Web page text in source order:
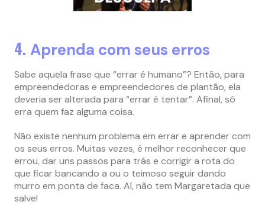
4. Aprenda com seus erros
Sabe aquela frase que “errar é humano”? Então, para
empreendedoras e empreendedores de plantão, ela
deveria ser alterada para “errar é tentar”. Afinal, só
erra quem faz alguma coisa.
Não existe nenhum problema em errar e aprender com
os seus erros. Muitas vezes, é melhor reconhecer que
errou, dar uns passos para trás e corrigir a rota do
que ficar bancando a ou o teimoso seguir dando
murro em ponta de faca. Aí, não tem Margaretada que
salve!